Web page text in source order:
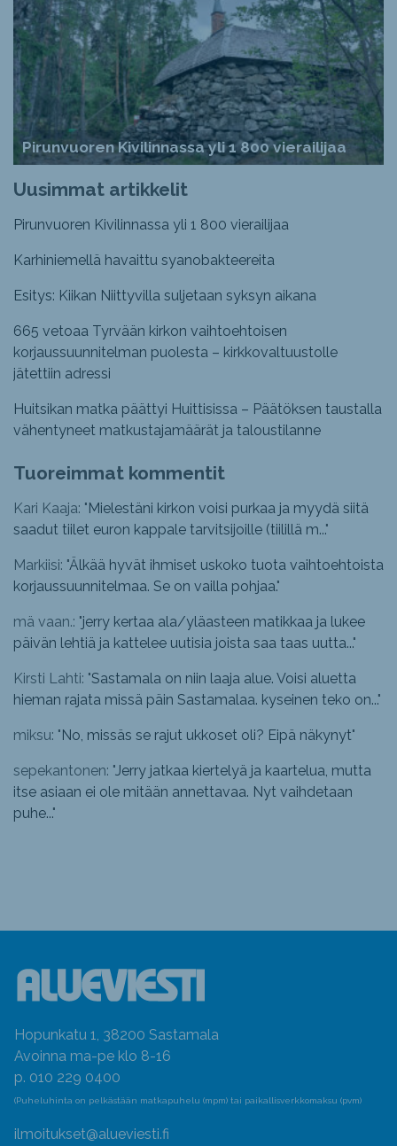
Pirunvuoren Kivilinnassa yli 1 800 vierailijaa
Uusimmat artikkelit
Pirunvuoren Kivilinnassa yli 1 800 vierailijaa
Karhiniemellä havaittu syanobakteereita
Esitys: Kiikan Niittyvilla suljetaan syksyn aikana
665 vetoaa Tyrvään kirkon vaihtoehtoisen
korjaussuunnitelman puolesta – kirkkovaltuustolle
jätettiin adressi
Huitsikan matka päättyi Huittisissa – Päätöksen taustalla
vähentyneet matkustajamäärät ja taloustilanne
Tuoreimmat kommentit
Kari Kaaja: "Mielestäni kirkon voisi purkaa ja myydä siitä
saadut tiilet euron kappale tarvitsijoille (tiilillä m..."
Markiisi: "Älkää hyvät ihmiset uskoko tuota vaihtoehtoista
korjaussuunnitelmaa. Se on vailla pohjaa."
mä vaan.: "jerry kertaa ala/yläasteen matikkaa ja lukee
päivän lehtiä ja kattelee uutisia joista saa taas uutta..."
Kirsti Lahti: "Sastamala on niin laaja alue. Voisi aluetta
hieman rajata missä päin Sastamalaa. kyseinen teko on..."
miksu: "No, missäs se rajut ukkoset oli? Eipä näkynyt"
sepekantonen: "Jerry jatkaa kiertelyä ja kaartelua, mutta
itse asiaan ei ole mitään annettavaa. Nyt vaihdetaan
puhe..."
Hopunkatu 1, 38200 Sastamala
Avoinna ma-pe klo 8-16
p. 010 229 0400
(Puheluhinta on pelkästään matkapuhelu (mpm) tai paikallisverkkomaksu (pvm)
ilmoitukset@alueviesti.fi